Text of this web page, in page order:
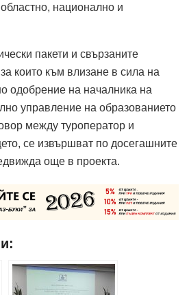
национално и
пакети и свързаните
които към влизане в сила на
одобрение на началника на
управление на образованието
между туроператор и
се извършват по досегашните
още в проекта.